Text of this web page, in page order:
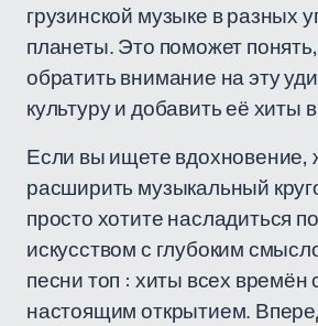
грузинской музыке в разных
планеты. Это поможет
обратить внимание на эту
культуру и добавить её хиты
Если вы ищете вдохновение,
расширить музыкальный
просто хотите насладиться
искусством с глубоким
песни топ : хиты всех времён
настоящим открытием.